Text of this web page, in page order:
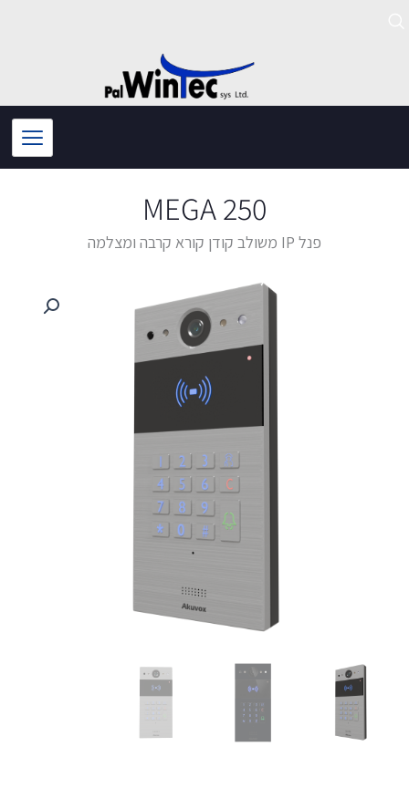
MEGA 250
פנל IP משולב קודן קורא קרבה ומצלמה